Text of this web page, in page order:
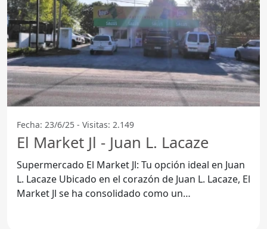
Fecha: 23/6/25 - Visitas: 2.149
El Market Jl - Juan L. Lacaze
Supermercado El Market Jl: Tu opción ideal en Juan
L. Lacaze Ubicado en el corazón de Juan L. Lacaze, El
Market Jl se ha consolidado como un